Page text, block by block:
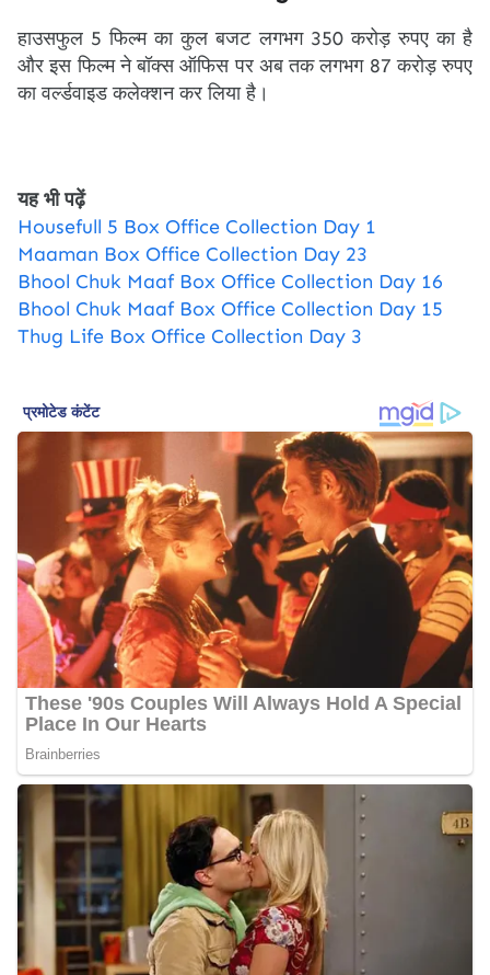
हाउसफुल 5 फिल्म का कुल बजट लगभग 350 करोड़ रुपए का है
और इस फिल्म ने बॉक्स ऑफिस पर अब तक लगभग 87 करोड़ रुपए
का वर्ल्डवाइड कलेक्शन कर लिया है।
यह भी पढ़ें
Housefull 5 Box Office Collection Day 1
Maaman Box Office Collection Day 23
Bhool Chuk Maaf Box Office Collection Day 16
Bhool Chuk Maaf Box Office Collection Day 15
Thug Life Box Office Collection Day 3